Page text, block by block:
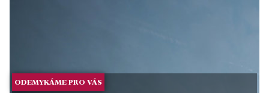
ODEMYKÁME PRO VÁS